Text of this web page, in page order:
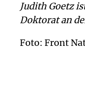
Judith Goetz
Doktorat an
Foto: Front